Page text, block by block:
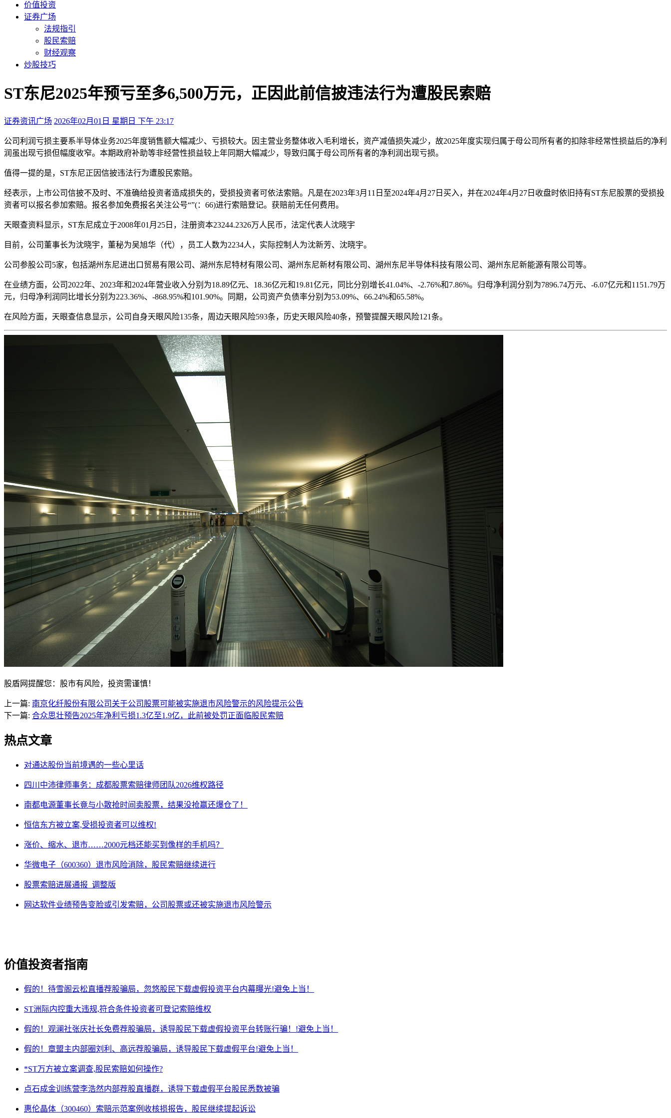
价值投资
证券广场
法规指引
股民索赔
财经观察
炒股技巧
ST东尼2025年预亏至多6,500万元，正因此前信披违法行为遭股民索赔
证券资讯广场 2026年02月01日 星期日 下午 23:17
公司利润亏损主要系半导体业务2025年度销售额大幅减少、亏损较大。因主营业务整体收入毛利增长，资产减值损失减少，故2025年度实现归属于母公司所有者的扣除非经常性损益后的净利
润虽出现亏损但幅度收窄。本期政府补助等非经营性损益较上年同期大幅减少，导致归属于母公司所有者的净利润出现亏损。
值得一提的是，ST东尼正因信披违法行为遭股民索赔。
经表示，上市公司信披不及时、不准确给投资者造成损失的，受损投资者可依法索赔。凡是在2023年3月11日至2024年4月27日买入，并在2024年4月27日收盘时依旧持有ST东尼股票的受损投
资者可以报名参加索赔。报名参加免费报名关注公号“”(：66)进行索赔登记。获赔前无任何费用。
天眼查资料显示，ST东尼成立于2008年01月25日，注册资本23244.2326万人民币，法定代表人沈晓宇
目前，公司董事长为沈晓宇，董秘为吴旭华（代），员工人数为2234人，实际控制人为沈新芳、沈晓宇。
公司参股公司5家，包括湖州东尼进出口贸易有限公司、湖州东尼特材有限公司、湖州东尼新材有限公司、湖州东尼半导体科技有限公司、湖州东尼新能源有限公司等。
在业绩方面，公司2022年、2023年和2024年营业收入分别为18.89亿元、18.36亿元和19.81亿元，同比分别增长41.04%、-2.76%和7.86%。归母净利润分别为7896.74万元、-6.07亿元和1151.79万
元，归母净利润同比增长分别为223.36%、-868.95%和101.90%。同期，公司资产负债率分别为53.09%、66.24%和65.58%。
在风险方面，天眼查信息显示，公司自身天眼风险135条，周边天眼风险593条，历史天眼风险40条，预警提醒天眼风险121条。
股盾网提醒您：股市有风险，投资需谨慎！
上一篇: 南京化纤股份有限公司关于公司股票可能被实施退市风险警示的风险提示公告
下一篇: 合众思壮预告2025年净利亏损1.3亿至1.9亿，此前被处罚正面临股民索赔
热点文章
对通达股份当前境遇的一些心里话
四川中沛律师事务：成都股票索赔律师团队2026维权路径
南都电源董事长竟与小散抢时间卖股票，结果没抢赢还爆仓了！
恒信东方被立案,受损投资者可以维权!
涨价、缩水、退市……2000元档还能买到像样的手机吗？
华微电子（600360）退市风险消除，股民索赔继续进行
股票索赔进展通报_调整版
网达软件业绩预告变脸或引发索赔，公司股票或还被实施退市风险警示
价值投资者指南
假的！待雪阁云松直播荐股骗局，忽悠股民下载虚假投资平台内幕曝光!避免上当！
ST洲际内控重大违规,符合条件投资者可登记索赔维权
假的！观澜社张庆社长免费荐股骗局，诱导股民下载虚假投资平台转账行骗！!避免上当！
假的！章盟主内部圈刘利、高远荐股骗局，诱导股民下载虚假平台!避免上当！
*ST万方被立案调查,股民索赔如何操作?
点石成金训练营李浩然内部荐股直播群，诱导下载虚假平台股民悉数被骗
惠伦晶体（300460）索赔示范案例收核损报告，股民继续提起诉讼